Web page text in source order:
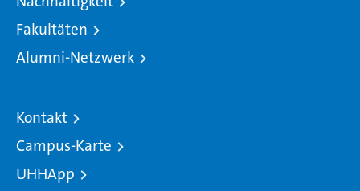
Fakultäten
Alumni-Netzwerk
Kontakt
Campus-Karte
UHHApp